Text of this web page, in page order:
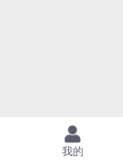
我的